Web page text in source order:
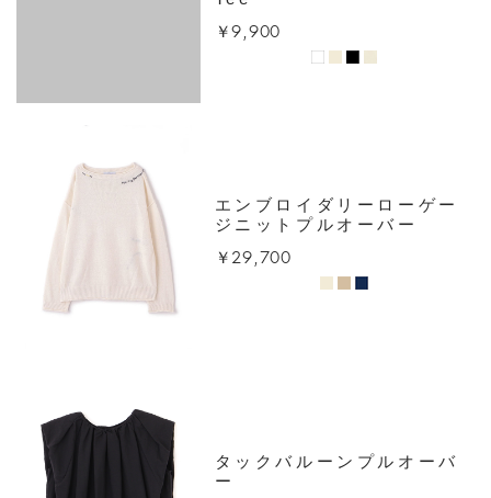
￥9,900
エンブロイダリーローゲー
ジニットプルオーバー
￥29,700
タックバルーンプルオーバ
ー